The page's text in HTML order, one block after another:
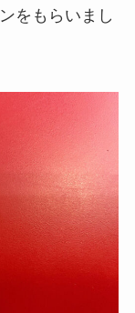
をもらいまし